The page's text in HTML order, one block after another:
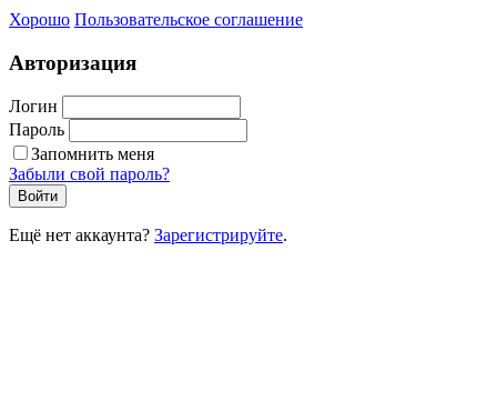
Хорошо Пользовательское соглашение
Авторизация
Логин
Пароль
Запомнить меня
Забыли свой пароль?
Войти
Ещё нет аккаунта? Зарегистрируйте.